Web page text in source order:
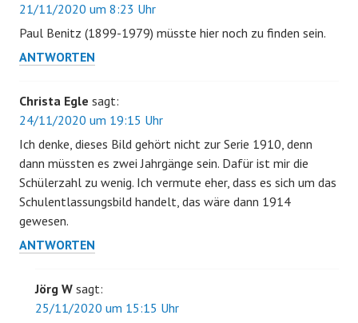
21/11/2020 um 8:23 Uhr
Paul Benitz (1899-1979) müsste hier noch zu finden sein.
ANTWORTEN
Christa Egle sagt:
24/11/2020 um 19:15 Uhr
Ich denke, dieses Bild gehört nicht zur Serie 1910, denn
dann müssten es zwei Jahrgänge sein. Dafür ist mir die
Schülerzahl zu wenig. Ich vermute eher, dass es sich um das
Schulentlassungsbild handelt, das wäre dann 1914
gewesen.
ANTWORTEN
Jörg W sagt:
25/11/2020 um 15:15 Uhr